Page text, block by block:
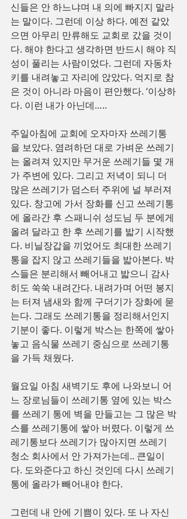
신들은 안 하느냐며 내 의에 빠지지 말라
는 말이다. 그런데 이상 하다. 예전 같았
으면 아무리 만류해도 교회로 갔을 것이
다. 해야 한다고 생각하면 반드시 해야 직
성이 풀리는 사람이었다. 그런데 자동차
키를 내려놓고 자리에 앉았다. 억지로 참
은 것이 아니라 마음이 편안했다. ‘이상하
다. 이런 내가 아닌데…..
주일아침에 교회에 오자마자 쓰레기통
을 보았다. 염려하던 대로 가벼운 쓰레기
는 올려져 있지만 무거운 쓰레기들 몇 개
가 주변에 있다. 그리고 저녁이 되니 더
많은 쓰레기가 덤스터 주위에 널 부러져
있다. 창고에 가서 장화를 신고 쓰레기통
에 올라간 후 스패니쉬 성도님 두 분에게
올려 달라고 한 후 쓰레기를 밟기 시작했
다. 비닐장갑을 끼었어도 최대한 쓰레기
통을 잡지 않고 쓰레기들을 밟아본다. 박
스들은 분리해서 빼어내고 밟으니 감사
히도 쑥쑥 내려간다. 내려가며 어떤 봉지
는 터져 냄새와 함께 구더기가 장화에 묻
는다. 그래도 쓰레기통을 정리해서인지
기분이 좋다. 이렇게 박스는 한쪽에 쌓아
놓고 음식물 쓰레기 중심으로 쓰레기통
을 가득 채웠다.
월요일 아침 새벽기도 후에 나와보니 어
느 장로님들이 쓰레기통 옆에 있는 박스
를 쓰레기 통에 벽을 만들고는 그 많은 박
스를 쓰레기통에 쌓아 버렸다. 이렇게 쓰
레기통보다 쓰레기가 많아지면 쓰레기
청소 회사에서 안 가져가는데.. 큰일이
다. 도와준다고 하신 것인데 다시 쓰레기
통에 올라가 빼어내야 한다.
그런데 내 안에 기쁨이 있다. 또 나 자신